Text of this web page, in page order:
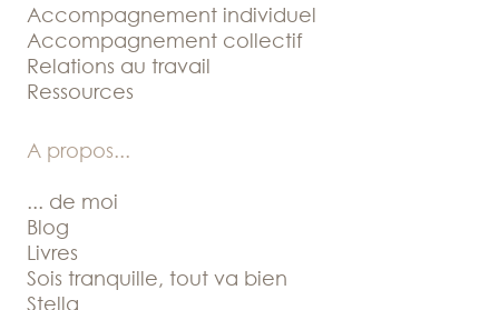
Accompagnement individuel
Accompagnement collectif
Relations au travail
Ressources
A propos...
... de moi
Blog
Livres
Sois tranquille, tout va bien
Stella